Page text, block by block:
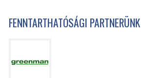
FENNTARTHATÓSÁGI PARTNERÜNK